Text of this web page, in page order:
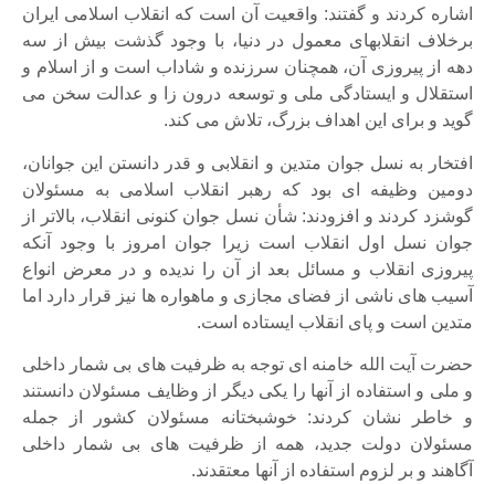
اشاره کردند و گفتند: واقعیت آن است که انقلاب اسلامی ایران
برخلاف انقلابهای معمول در دنیا، با وجود گذشت بیش از سه
دهه از پیروزی آن، همچنان سرزنده و شاداب است و از اسلام و
استقلال و ایستادگی ملی و توسعه درون زا و عدالت سخن می
گوید و برای این اهداف بزرگ، تلاش می کند.
افتخار به نسل جوان متدین و انقلابی و قدر دانستن این جوانان،
دومین وظیفه ای بود که رهبر انقلاب اسلامی به مسئولان
گوشزد کردند و افزودند: شأن نسل جوان کنونی انقلاب، بالاتر از
جوان نسل اول انقلاب است زیرا جوان امروز با وجود آنکه
پیروزی انقلاب و مسائل بعد از آن را ندیده و در معرض انواع
آسیب های ناشی از فضای مجازی و ماهواره ها نیز قرار دارد اما
متدین است و پای انقلاب ایستاده است.
حضرت آیت الله خامنه ای توجه به ظرفیت های بی شمار داخلی
و ملی و استفاده از آنها را یکی دیگر از وظایف مسئولان دانستند
و خاطر نشان کردند: خوشبختانه مسئولان کشور از جمله
مسئولان دولت جدید، همه از ظرفیت های بی شمار داخلی
آگاهند و بر لزوم استفاده از آنها معتقدند.